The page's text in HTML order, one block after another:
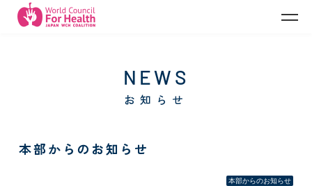
お知らせ
本部からのお知らせ
本部からのお知らせ